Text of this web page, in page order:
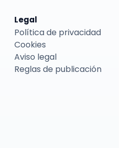
Legal
Política de privacidad
Cookies
Aviso legal
Reglas de publicación